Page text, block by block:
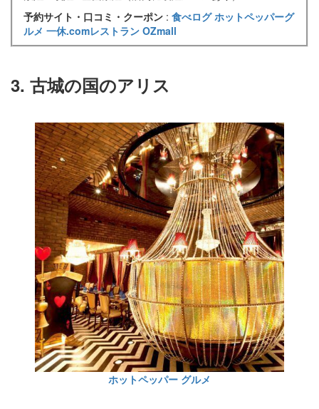
予約サイト・口コミ・クーポン : 食べログホットペッパーグ
ルメ 一休.comレストラン OZmall
3. 古城の国のアリス
ホットペッパー グルメ